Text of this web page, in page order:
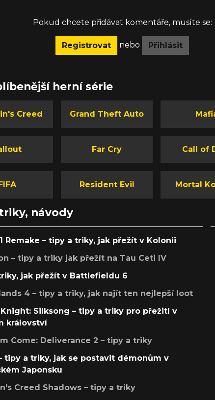
Pokud chcete přidávat komentáře, musíte se:
Registrovat nebo Přihlásit
herní série
Creed Grand Theft Auto
Far Cry Call of
Resident Evil Mortal
návody
Remake – tipy a triky, jak přežít v Kolonii
– tipy a triky jak přežít na Tau Ceti IV
jak přežít v Battlefieldu 6
4 – tipy a triky, jak najít ten nejlepší loot
Silksong – tipy a triky pro přežití v
království
Come: Deliverance 2 – tipy a triky
tipy a triky, jak se postavit démonům v
Japonsku
Creed Shadows – tipy a triky